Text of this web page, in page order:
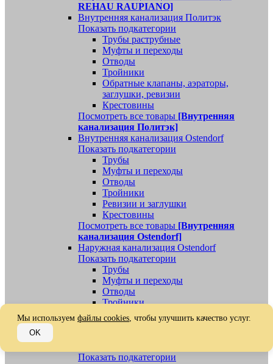
REHAU RAUPIANO]
Внутренняя канализация Политэк
Показать подкатегории
Трубы раструбные
Муфты и переходы
Отводы
Тройники
Обратные клапаны, аэраторы,
заглушки, ревизии
Крестовины
Посмотреть все товары [Внутренняя
канализация Политэк]
Внутренняя канализация Ostendorf
Показать подкатегории
Трубы
Муфты и переходы
Отводы
Тройники
Ревизии и заглушки
Крестовины
Посмотреть все товары [Внутренняя
канализация Ostendorf]
Наружная канализация Ostendorf
Показать подкатегории
Трубы
Муфты и переходы
Отводы
Тройники
Ревизии, заглушки, обратные клапаны
Посмотреть все товары[Наружная
Показать подкатегории
Мы используем файлы cookies, чтобы улучшить качество услуг.
OK